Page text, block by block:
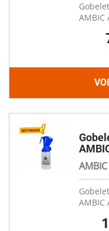
AMBIC
AMBIC
AMBIC